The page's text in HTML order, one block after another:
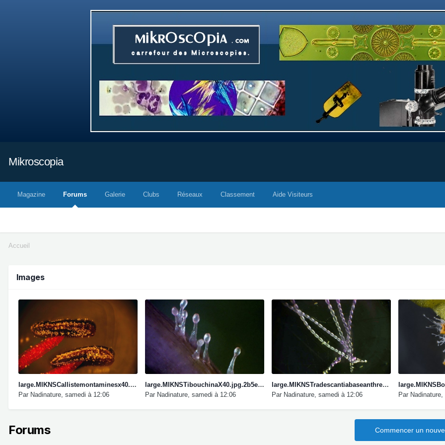
Mikroscopia
Magazine Forums Galerie Clubs Réseaux Classement Aide Visiteurs
Accueil
Images
large.MIKNSCallistemontaminesx40.jpg.d98c4ee1ee6006cc038680be980362da.jpg
Par Nadinature samedi à 12:06
large.MIKNSTibouchinaX40.jpg.2b5e28d3b424bf70eb687b54c19008c8.jpg
Par Nadinature samedi à 12:06
large.MIKNSTradescantiabaseanthrex100.jpg.fa8576583438234251941b106ef49dc6.jpg
Par Nadinature samedi à 12:06
Par Nadinature
Forums Commencer un